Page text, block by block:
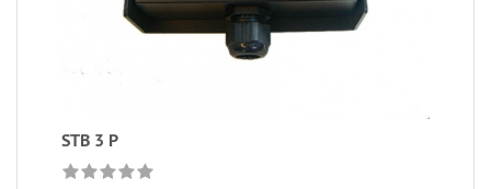
STB 3 P